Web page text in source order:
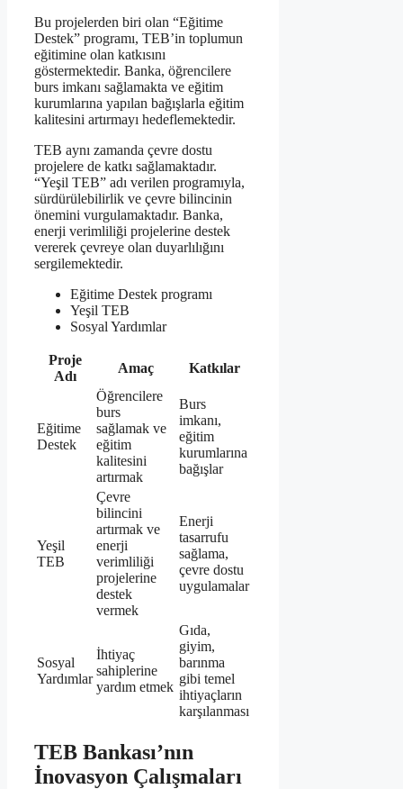
Bu projelerden biri olan “Eğitime
Destek” programı, TEB’in toplumun
eğitimine olan katkısını
göstermektedir. Banka, öğrencilere
burs imkanı sağlamakta ve eğitim
kurumlarına yapılan bağışlarla eğitim
kalitesini artırmayı hedeflemektedir.
TEB aynı zamanda çevre dostu
projelere de katkı sağlamaktadır.
“Yeşil TEB” adı verilen programıyla,
sürdürülebilirlik ve çevre bilincinin
önemini vurgulamaktadır. Banka,
enerji verimliliği projelerine destek
vererek çevreye olan duyarlılığını
sergilemektedir.
Eğitime Destek programı
Yeşil TEB
Sosyal Yardımlar
Proje
Adı
Amaç Katkılar
Eğitime
Destek
Öğrencilere
burs
sağlamak ve
eğitim
kalitesini
artırmak
Burs
imkanı,
eğitim
kurumlarına
bağışlar
Yeşil
TEB
Çevre
bilincini
artırmak ve
enerji
verimliliği
projelerine
destek
vermek
Enerji
tasarrufu
sağlama,
çevre dostu
uygulamalar
Sosyal
Yardımlar
İhtiyaç
sahiplerine
yardım etmek
Gıda,
giyim,
barınma
gibi temel
ihtiyaçların
karşılanması
TEB Bankası’nın
İnovasyon Çalışmaları